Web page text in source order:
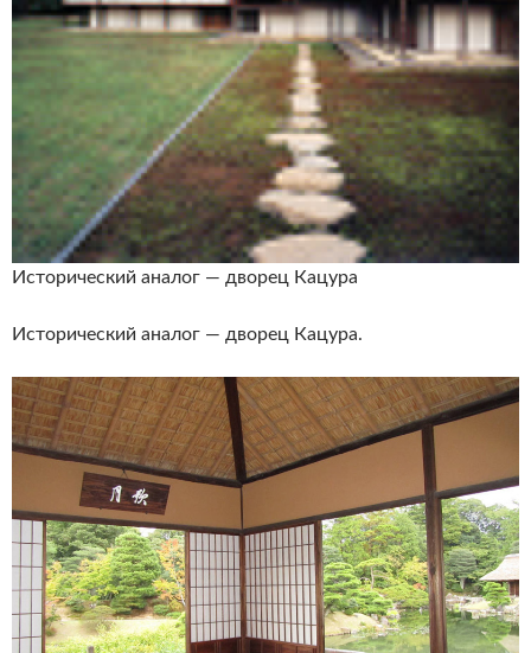
Исторический аналог — дворец Кацура
Исторический аналог — дворец Кацура.